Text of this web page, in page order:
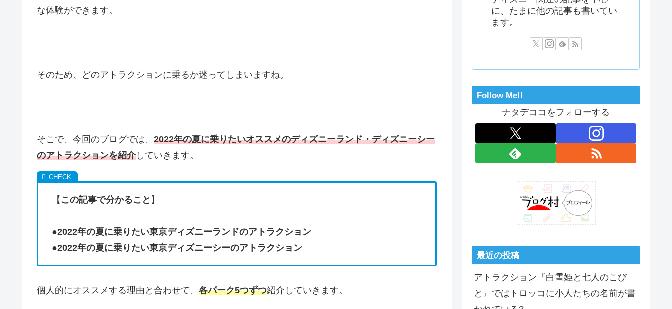
な体験ができます。
そのため、どのアトラクションに乗るか迷ってしまいますね。
そこで、今回のブログでは、 2022年の夏に乗りたいオススメのディズニーランド・ディズニーシー
のアトラクションを紹介していきます。
【 この記事で分かること 】
●2022年の夏に乗りたい東京ディズニーランドのアトラクション
●2022年の夏に乗りたい東京ディズニーシーのアトラクション
個人的にオススメする理由と合わせて、 各パーク5つずつ紹介していきます。
に、たまに他の記事も書いてい
ます。
Follow Me!!
ナタデココをフォローする
最近の投稿
アトラクション『白雪姫と七人のこび
と』ではトロッコに小人たちの名前が書